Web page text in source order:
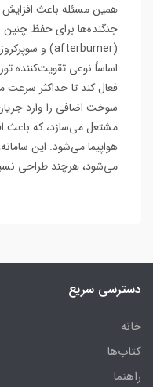
همین مسئله باعث
جنگنده‌ها برای حفظ
اساساً نوعی تقویت‌کننده
فعال کند تا حداکثر سرعت
سوخت اضافی را وارد
مشتعل می‌سازد، که باعث
هواپیما می‌شود. این
می‌شود، هرچند طراحی
دسترسی سریع
خانه
کتاب‌ها
راهنما